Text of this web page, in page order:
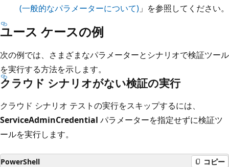
(一般的なパラメーターについて) 」を参照してください。
ユース ケースの例
次の例では、さまざまなパラメーターとシナリオで検証ツール
を実行する方法を示します。
クラウド シナリオがない検証の実行
クラウド シナリオ テストの実行をスキップするには、
ServiceAdminCredential パラメーターを指定せずに検証ツ
ールを実行します。
PowerShell コピー